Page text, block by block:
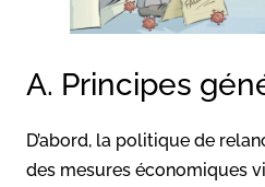
A. Principes
D’abord, la politique de
des mesures économiques